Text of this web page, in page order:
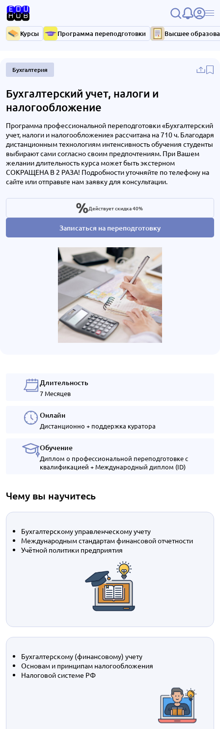
Курсы Программа переподготовки Высшее
Бухгалтерия
Бухгалтерский учет, налоги и
налогообложение
Программа профессиональной переподготовки «Бухгалтерский
учет, налоги и налогообложение» рассчитана на 710 ч. Благодаря
дистанционным технологиям интенсивность обучения студенты
выбирают сами согласно своим предпочтениям. При Вашем
желании длительность курса может быть экстерном
СОКРАЩЕНА В 2 РАЗА! Подробности уточняйте по телефону на
сайте или отправьте нам заявку для консультации.
Записаться на переподготовку
Действует скидка 40%
Длительность
7 Месяцев
Онлайн
Дистанционно + поддержка куратора
Обучение
Диплом о профессиональной переподготовке с
квалификацией + Международный диплом (ID)
Чему вы научитесь
Бухгалтерскому управленческому учету
Международным стандартам финансовой отчетности
Учётной политики предприятия
Бухгалтерскому (финансовому) учету
Основам и принципам налогообложения
Налоговой системе РФ